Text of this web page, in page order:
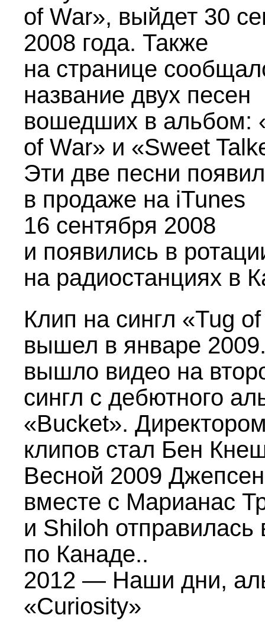
of War», выйдет 30
2008 года. Также
на странице
название двух песен
вошедших в альбом:
of War» и «Sweet
Эти две песни
в продаже на iTunes
16 сентября 2008
и появились в
на радиостанциях в
Клип на сингл «Tug
вышел в январе
вышло видео на
сингл с дебютного
«Bucket».
клипов стал Бен
Весной 2009 Джепсен
вместе с Марианас
и Shiloh отправилась
по Канаде..
2012 — Наши дни,
«Curiosity»